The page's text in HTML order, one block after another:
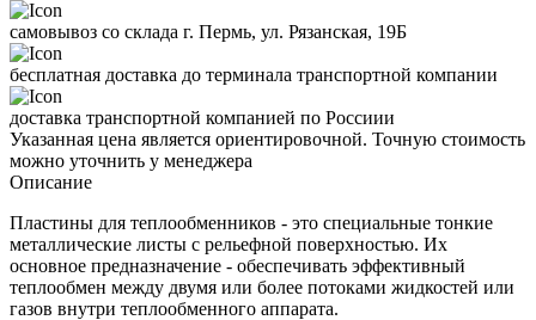
самовывоз со склада г. Пермь, ул. Рязанская, 19Б
бесплатная доставка до терминала транспортной компании
доставка транспортной компанией по Россиии
Указанная цена является ориентировочной. Точную стоимость
можно уточнить у менеджера
Описание
Пластины для теплообменников - это специальные тонкие
металлические листы с рельефной поверхностью. Их
основное предназначение - обеспечивать эффективный
теплообмен между двумя или более потоками жидкостей или
газов внутри теплообменного аппарата.